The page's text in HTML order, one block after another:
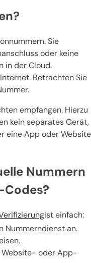
Sie
oder keine
in der Cloud.
Betrachten Sie
empfangen. Hierzu
kein separates Gerät,
eine App oder Website
Nummern
Codes?
ist einfach:
Nummerndienst an.
Website- oder App-